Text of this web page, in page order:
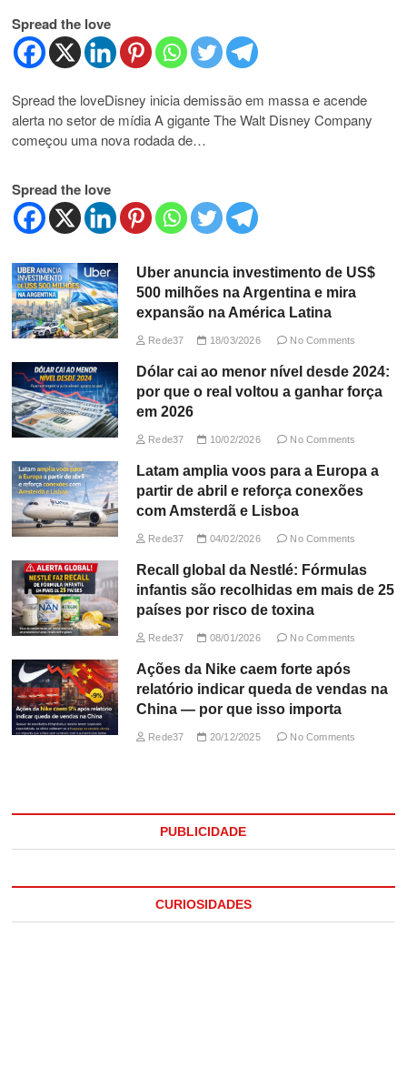
Spread the love
Spread the loveDisney inicia demissão em massa e acende
alerta no setor de mídia A gigante The Walt Disney Company
começou uma nova rodada de…
Spread the love
Uber anuncia investimento de US$
500 milhões na Argentina e mira
expansão na América Latina
Rede37 18/03/2026 No Comments
Dólar cai ao menor nível desde 2024:
por que o real voltou a ganhar força
em 2026
Rede37 10/02/2026 No Comments
Latam amplia voos para a Europa a
partir de abril e reforça conexões
com Amsterdã e Lisboa
Rede37 04/02/2026 No Comments
Recall global da Nestlé: Fórmulas
infantis são recolhidas em mais de 25
países por risco de toxina
Rede37 08/01/2026 No Comments
Ações da Nike caem forte após
relatório indicar queda de vendas na
China — por que isso importa
Rede37 20/12/2025 No Comments
PUBLICIDADE
CURIOSIDADES